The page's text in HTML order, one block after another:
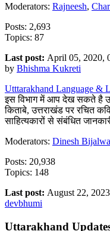
Moderators: Rajneesh,
Posts: 2,693
Topics: 87
Last post: April 05, 2020,
by Bhishma Kukreti
Utttarakhand Language &
इस विभाग में आप देख सकते है
किताबे, उत्तराखंड पर रचित
साहित्यकारों से संबंधित
Moderators: Dinesh
Posts: 20,938
Topics: 148
Last post: August 22,
devbhumi
Uttarakhand